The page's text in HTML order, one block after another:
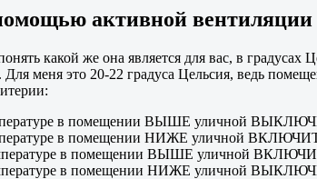
активной вентиляции
какой же она является для вас, в
меня это 20-22 градуса Цельсия, ведь
в помещении ВЫШЕ уличной
в помещении НИЖЕ уличной
в помещении ВЫШЕ уличной
в помещении НИЖЕ уличной